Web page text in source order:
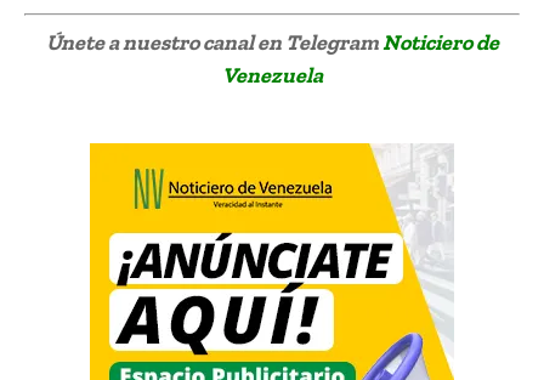
Únete a nuestro canal en TelegramNoticiero de
Venezuela